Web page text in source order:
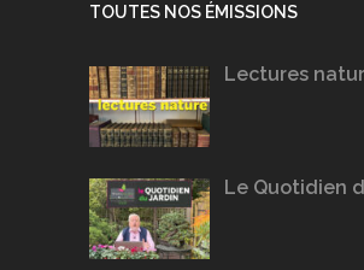
TOUTES NOS ÉMISSIONS
Lectures
Le Quotidien